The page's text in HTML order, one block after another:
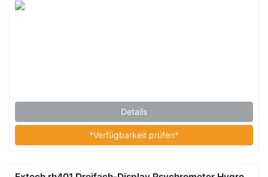
Details
*Verfügbarkeit prüfen*